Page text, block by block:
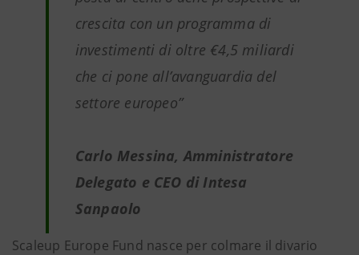
crescita con un programma di
investimenti di oltre €4,5 miliardi
che ci pone all’avanguardia del
settore europeo”
Carlo Messina, Amministratore
Delegato e CEO di Intesa
Sanpaolo
Scaleup Europe Fund nasce per colmare il divario